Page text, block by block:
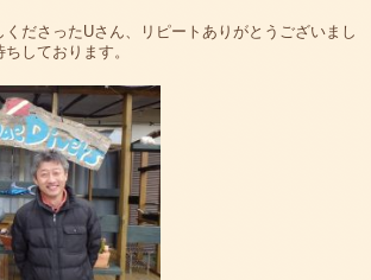
ださったUさん、リピートありがとうございまし
しております。